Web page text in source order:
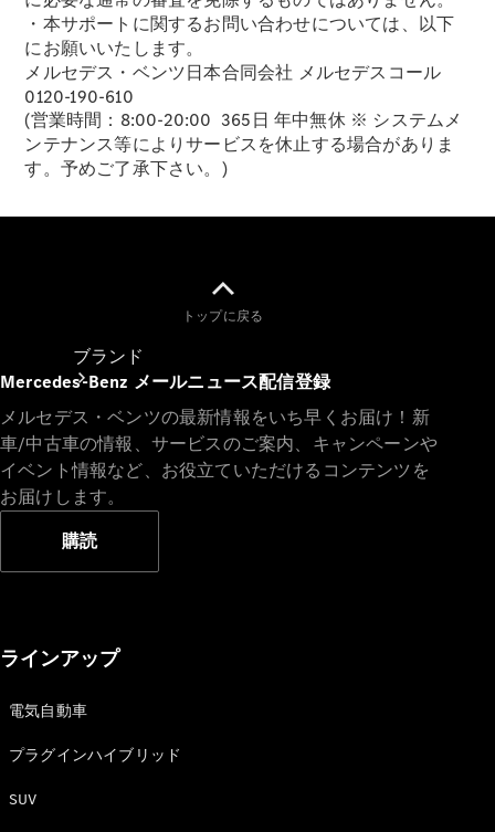
各種リクエ
スト/お問
い合わせ
取扱説明書
ブランド
ブランド
歴史とブラ
・本サポートに関するお問い合わせについては、以下
にお願いいたします。
メルセデス・ベンツ日本合同会社 メルセデスコール
0120‐190‐610
(営業時間：8:00-20:00 365日 年中無休 ※ システムメ
ンテナンス等によりサービスを休止する場合がありま
す。予めご了承下さい。)
トップに戻る
Mercedes-Benz メールニュース配信登録
メルセデス・ベンツの最新情報をいち早くお届け！新
車/中古車の情報、サービスのご案内、キャンペーンや
イベント情報など、お役立ていただけるコンテンツを
お届けします。
購読
ラインアップ
電気自動車
プラグインハイブリッド
SUV